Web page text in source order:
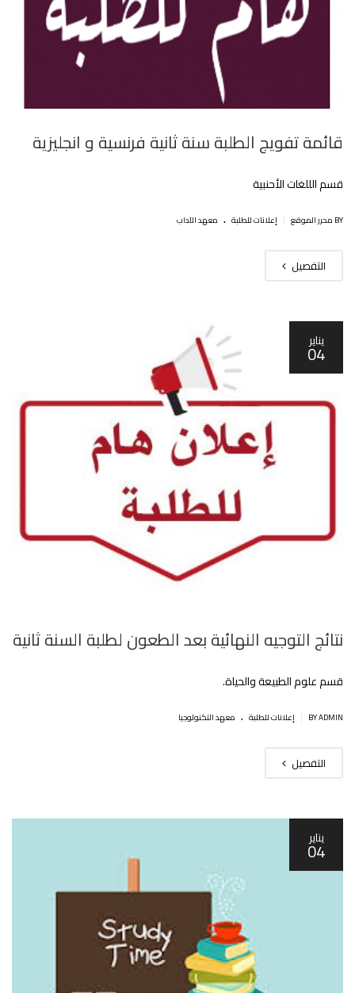
قائمة تفويج الطلبة سنة ثانية فرنسية و انجليزية
قسم الللغات الأحنبية
BY محرر الموقع إعلانات للطلبة . معهد الآداب
التفصيل
يناير
04
نتائج التوجيه النهائية بعد الطعون لطلبة السنة ثانية
قسم علوم الطبيعة والحياة.
BY ADMIN إعلانات للطلبة . معهد التكنولوجيا
التفصيل
يناير
04